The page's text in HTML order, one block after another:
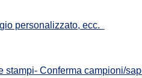
personalizzato, ecc.
stampi- Conferma campioni/